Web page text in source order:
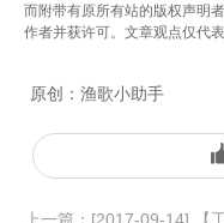
而附带有原所有站的版权声明
作者并获许可。文章观点仅代
原创： 渔歌小助手
上一篇： [2017-09-14] 【